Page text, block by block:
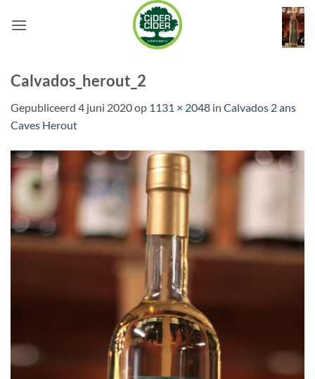
naar
Calvados_herout_2
Gepubliceerd 4 juni 2020op 1131 × 2048 in Calvados 2 ans
Caves Herout